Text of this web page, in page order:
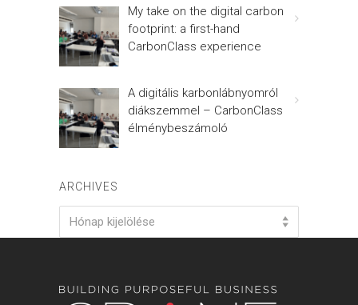
My take on the digital carbon
footprint: a first-hand
CarbonClass experience
A digitális karbonlábnyomról
diákszemmel – CarbonClass
élménybeszámoló
ARCHIVES
Hónap kijelölése